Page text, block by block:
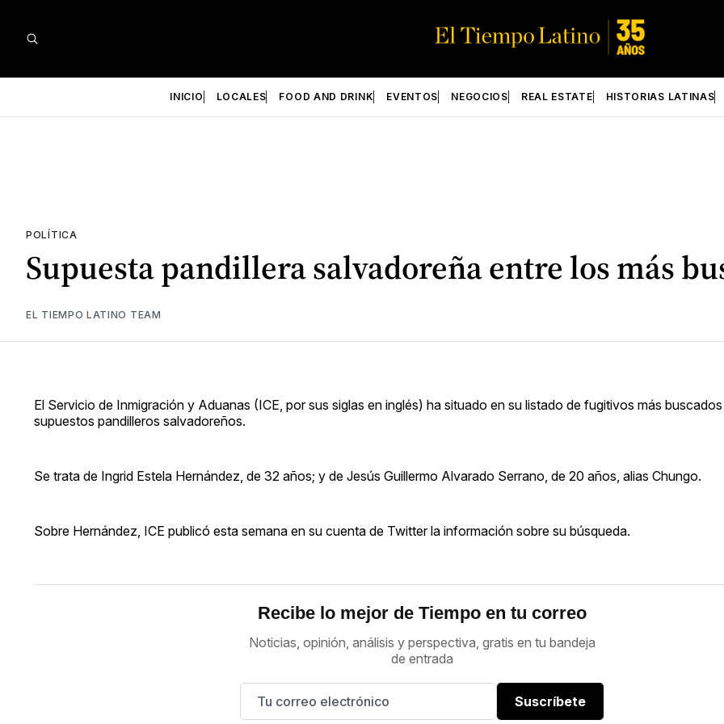
INICIO LOCALES FOOD AND DRINK EVENTOS NEGOCIOS REAL ESTATE HISTORIAS LATINAS
POLÍTICA
Supuesta pandillera salvadoreña entre los más
EL TIEMPO LATINO TEAM
El Servicio de Inmigración y Aduanas (ICE, por sus siglas en inglés) ha situado en su listado de fugitivos más
supuestos pandilleros salvadoreños.
Se trata de Ingrid Estela Hernández, de 32 años; y de Jesús Guillermo Alvarado Serrano, de 20 años, alias Chungo.
Sobre Hernández, ICE publicó esta semana en su cuenta de Twitter la información sobre su búsqueda.
Recibe lo mejor de Tiempo en tu correo
Noticias, opinión, análisis y perspectiva, gratis en tu bandeja
de entrada
Suscríbete